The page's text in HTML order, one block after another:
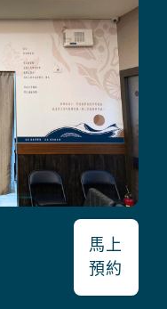
馬上
預約